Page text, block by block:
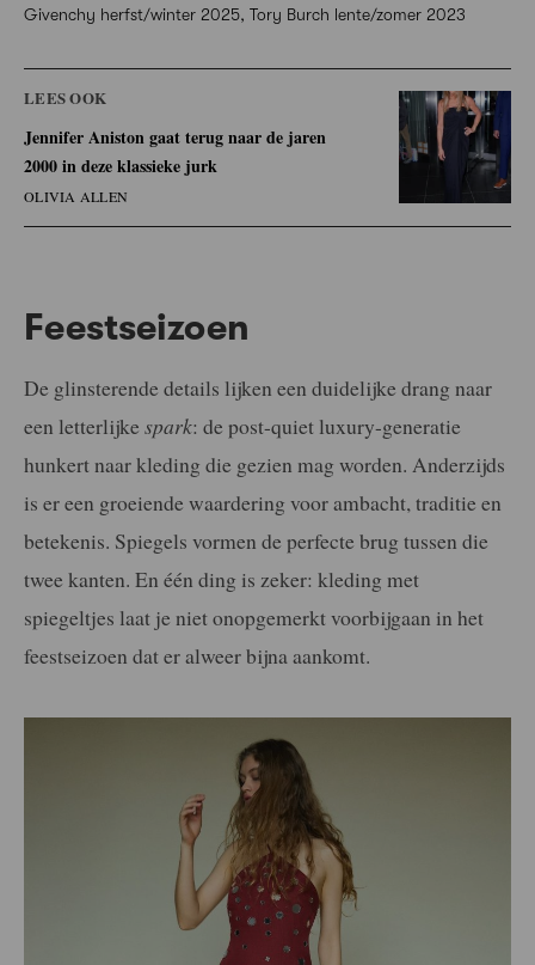
Givenchy herfst/winter 2025, Tory Burch lente/zomer 2023
LEES OOK
Jennifer Aniston gaat terug naar de jaren
2000 in deze klassieke jurk
OLIVIA ALLEN
Feestseizoen
De glinsterende details lijken een duidelijke drang naar
een letterlijke spark: de post-quiet luxury-generatie
hunkert naar kleding die gezien mag worden. Anderzijds
is er een groeiende waardering voor ambacht, traditie en
betekenis. Spiegels vormen de perfecte brug tussen die
twee kanten. En één ding is zeker: kleding met
spiegeltjes laat je niet onopgemerkt voorbijgaan in het
feestseizoen dat er alweer bijna aankomt.